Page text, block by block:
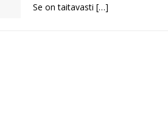
Se on taitavasti […]